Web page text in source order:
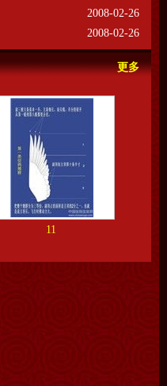
2008-02-26
2008-02-26
更多
11